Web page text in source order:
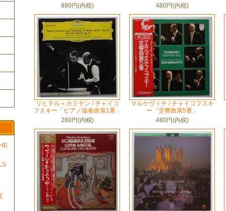
880円(内税)
480円(内税)
リヒテル＋カラヤン / チャイコ
フスキー「ピアノ協奏曲第1番」
280円(内税)
マルケヴィチ / チャイコフスキ
ー「交響曲第5番」
480円(内税)